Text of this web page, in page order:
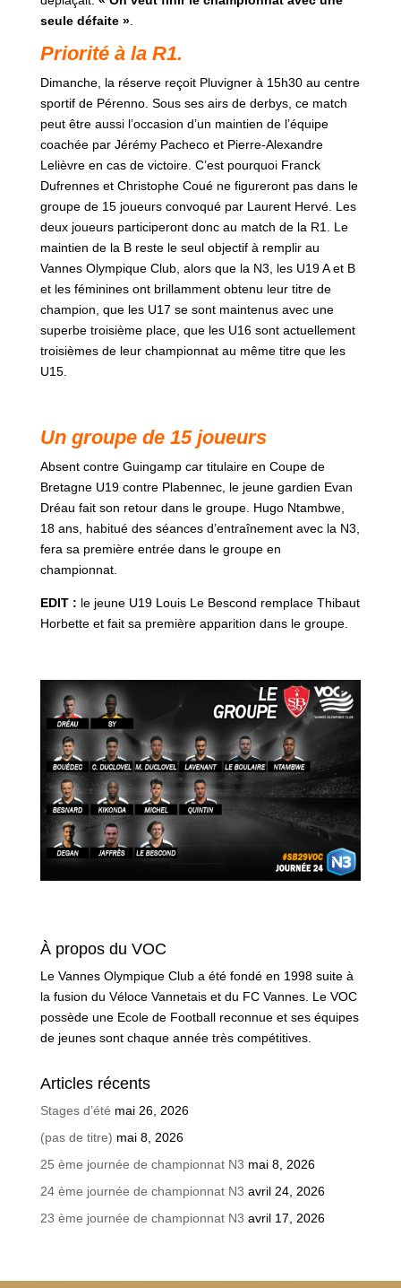
seule défaite ».
Priorité à la R1.
Dimanche, la réserve reçoit Pluvigner à 15h30 au centre
sportif de Pérenno. Sous ses airs de derbys, ce match
peut être aussi l’occasion d’un maintien de l’équipe
coachée par Jérémy Pacheco et Pierre-Alexandre
Lelièvre en cas de victoire. C’est pourquoi Franck
Dufrennes et Christophe Coué ne figureront pas dans le
groupe de 15 joueurs convoqué par Laurent Hervé. Les
deux joueurs participeront donc au match de la R1. Le
maintien de la B reste le seul objectif à remplir au
Vannes Olympique Club, alors que la N3, les U19 A et B
et les féminines ont brillamment obtenu leur titre de
champion, que les U17 se sont maintenus avec une
superbe troisième place, que les U16 sont actuellement
troisièmes de leur championnat au même titre que les
U15.
Un groupe de 15 joueurs
Absent contre Guingamp car titulaire en Coupe de
Bretagne U19 contre Plabennec, le jeune gardien Evan
Dréau fait son retour dans le groupe. Hugo Ntambwe,
18 ans, habitué des séances d’entraînement avec la N3,
fera sa première entrée dans le groupe en
championnat.
EDIT : le jeune U19 Louis Le Bescond remplace Thibaut
Horbette et fait sa première apparition dans le groupe.
À propos du VOC
Le Vannes Olympique Club a été fondé en 1998 suite à
la fusion du Véloce Vannetais et du FC Vannes. Le VOC
possède une Ecole de Football reconnue et ses équipes
de jeunes sont chaque année très compétitives.
Articles récents
Stages d’été mai 26, 2026
(pas de titre) mai 8, 2026
25 ème journée de championnat N3 mai 8, 2026
24 ème journée de championnat N3 avril 24, 2026
23 ème journée de championnat N3 avril 17, 2026